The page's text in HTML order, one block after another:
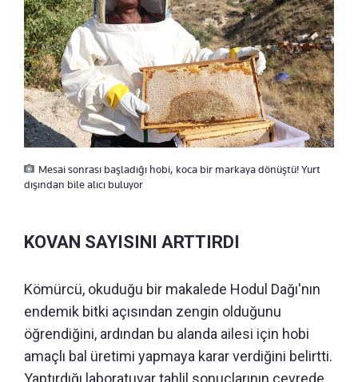
Mesai sonrası başladığı hobi, koca bir markaya dönüştü! Yurt
dışından bile alıcı buluyor
KOVAN SAYISINI ARTTIRDI
Kömürcü, okuduğu bir makalede Hodul Dağı'nın
endemik bitki açısından zengin olduğunu
öğrendiğini, ardından bu alanda ailesi için hobi
amaçlı bal üretimi yapmaya karar verdiğini belirtti.
Yaptırdığı laboratuvar tahlil sonuçlarının çevrede